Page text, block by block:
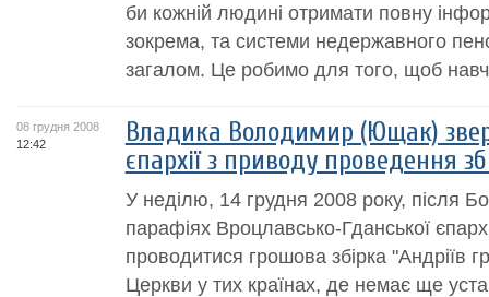
би кожній людині отримати повну
зокрема, та системи недержавного
загалом. Це робимо для того, щоб
08 грудня 2008
12:42
Владика Володимир (Ющак)
єпархії з приводу проведення
У неділю, 14 грудня 2008 року, після
парафіях Вроцлавсько-Гданської
проводитися грошова збірка "Андріїв
Церкви у тих країнах, де немає ще